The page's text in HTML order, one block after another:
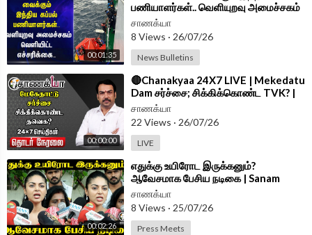
00:01:35
பணியாளர்கள்.. வெளியுறவு அமைச்சகம்
வெளியிட்ட எச்சரிக்கை..
சாணக்யா
8 Views · 26/07/26
News Bulletins
00:00:00
⁣🔴Chanakyaa 24X7 LIVE | Mekedatu
Dam சர்ச்சை; சிக்கிக்கொண்ட TVK? |
Modi | Rahul | Stalin | DMK | TVK
சாணக்யா
22 Views · 26/07/26
LIVE
00:02:26
⁣எதுக்கு உயிரோட இருக்கனும்?
ஆவேசமாக பேசிய நடிகை | Sanam
Shetty | Chennai
சாணக்யா
8 Views · 25/07/26
Press Meets